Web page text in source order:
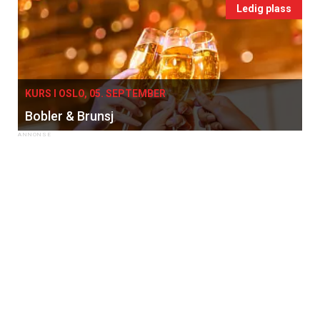
Ledig plass
KURS I OSLO, 05. SEPTEMBER
Bobler & Brunsj